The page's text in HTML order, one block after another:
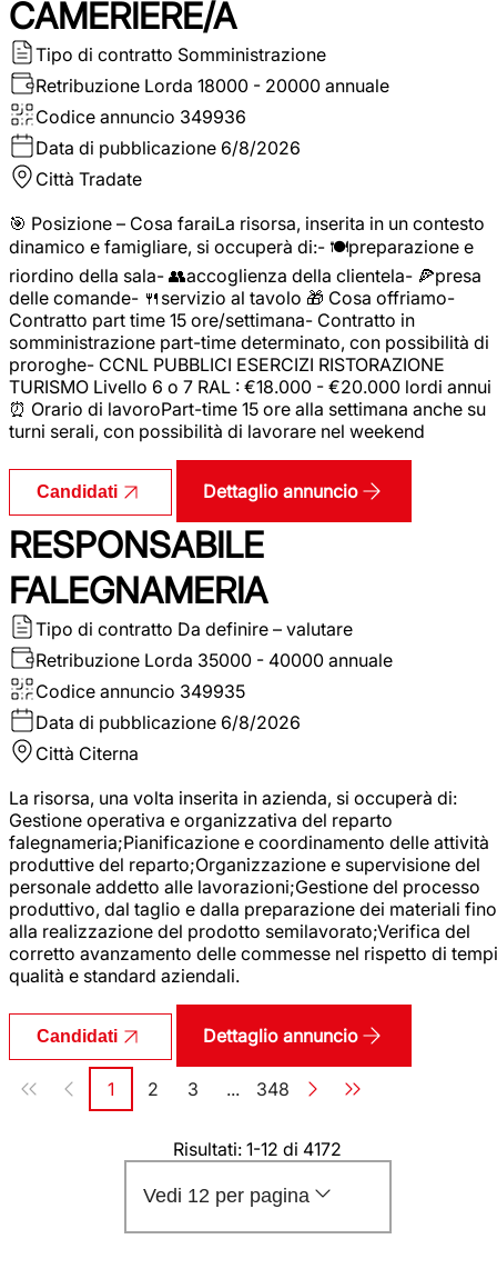
CAMERIERE/A
Tipo di contratto Somministrazione
Retribuzione Lorda 18000 - 20000 annuale
Codice annuncio 349936
Data di pubblicazione 6/8/2026
Città Tradate
🎯 Posizione – Cosa faraiLa risorsa, inserita in un contesto
dinamico e famigliare, si occuperà di:- 🍽️preparazione e
riordino della sala- 👥accoglienza della clientela- 🍕presa
delle comande- 🍴servizio al tavolo 🎁 Cosa offriamo-
Contratto part time 15 ore/settimana- Contratto in
somministrazione part-time determinato, con possibilità di
proroghe- CCNL PUBBLICI ESERCIZI RISTORAZIONE
TURISMO Livello 6 o 7 RAL : €18.000 - €20.000 lordi annui
⏰ Orario di lavoroPart-time 15 ore alla settimana anche su
turni serali, con possibilità di lavorare nel weekend
Candidati Dettaglio annuncio
RESPONSABILE
FALEGNAMERIA
Tipo di contratto Da definire – valutare
Retribuzione Lorda 35000 - 40000 annuale
Codice annuncio 349935
Data di pubblicazione 6/8/2026
Città Citerna
La risorsa, una volta inserita in azienda, si occuperà di:
Gestione operativa e organizzativa del reparto
falegnameria;Pianificazione e coordinamento delle attività
produttive del reparto;Organizzazione e supervisione del
personale addetto alle lavorazioni;Gestione del processo
produttivo, dal taglio e dalla preparazione dei materiali fino
alla realizzazione del prodotto semilavorato;Verifica del
corretto avanzamento delle commesse nel rispetto di
qualità e standard aziendali.
Candidati Dettaglio annuncio
Paginazione
Pagina
1 Pagina
2 Pagina
3 ... Pagina
348
Risultati: 1-12 di 4172
Vedi 12 per pagina